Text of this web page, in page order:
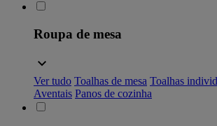
Roupa de mesa
Ver tudo Toalhas de mesa Toalhas
Aventais Panos de cozinha